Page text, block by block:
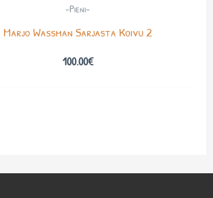
-Pieni-
Marjo Wassman Sarjasta Koivu 2
100.00€